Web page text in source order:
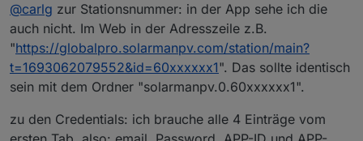
Offline
@carlg zur Stationsnummer: in der App sehe ich die
auch nicht. Im Web in der Adresszeile z.B.
"https://globalpro.solarmanpv.com/station/main?
t=1693062079552&id=60xxxxxx1". Das sollte identisch
sein mit dem Ordner "solarmanpv.0.60xxxxxx1".
zu den Credentials: ich brauche alle 4 Einträge vom